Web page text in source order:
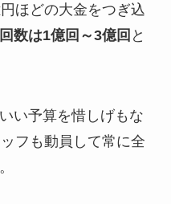
ほどの大金をつぎ込
数は1億回～3億回 と
い予算を惜しげもな
フも動員して常に全